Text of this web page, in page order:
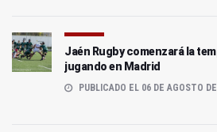
Jaén Rugby comenzará la
jugando en Madrid
PUBLICADO EL 06 DE AGOSTO